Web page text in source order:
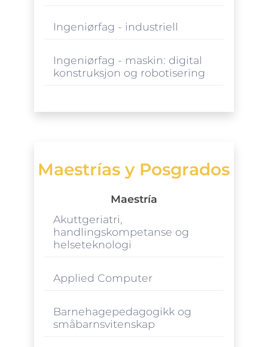
Ingeniørfag - industriell
Ingeniørfag - maskin: digital
konstruksjon og robotisering
Maestrías y Posgrados
Maestría
Akuttgeriatri,
handlingskompetanse og
helseteknologi
Applied Computer
Barnehagepedagogikk og
småbarnsvitenskap